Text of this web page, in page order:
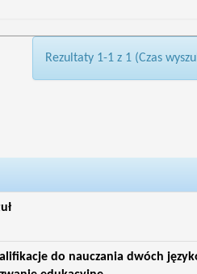
Rezultaty 1-1 z 1 (Czas
do nauczania dwóch